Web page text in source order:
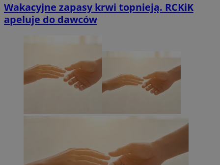
Wakacyjne zapasy krwi topnieją. RCKiK
apeluje do dawców